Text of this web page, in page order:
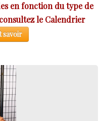
en fonction du type de
le Calendrier
savoir